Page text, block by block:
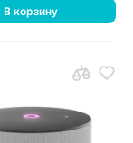
В корзину